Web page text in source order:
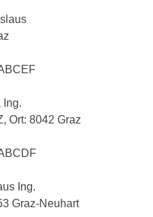
Ing.
Ort: 8042 Graz
Ing.
Graz-Neuhart